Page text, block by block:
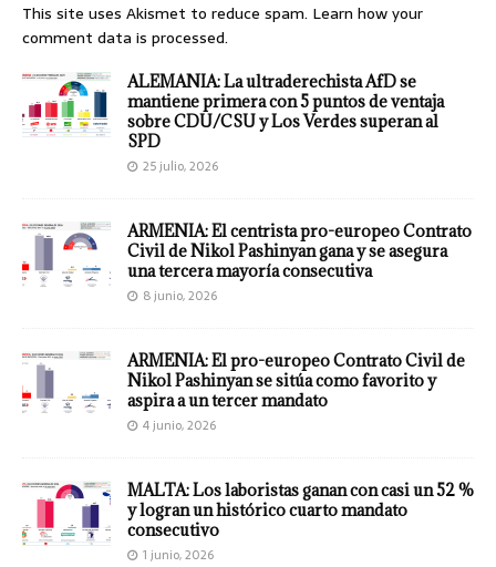
This site uses Akismet to reduce spam. Learn how your
comment data is processed.
ALEMANIA: La ultraderechista AfD se
mantiene primera con 5 puntos de ventaja
sobre CDU/CSU y Los Verdes superan al
SPD
25 julio, 2026
ARMENIA: El centrista pro-europeo Contrato
Civil de Nikol Pashinyan gana y se asegura
una tercera mayoría consecutiva
8 junio, 2026
ARMENIA: El pro-europeo Contrato Civil de
Nikol Pashinyan se sitúa como favorito y
aspira a un tercer mandato
4 junio, 2026
MALTA: Los laboristas ganan con casi un 52 %
y logran un histórico cuarto mandato
consecutivo
1 junio, 2026